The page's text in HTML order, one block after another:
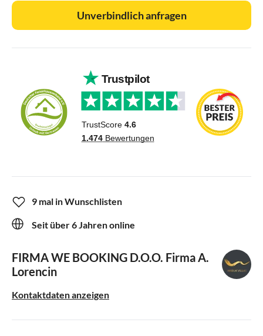
Unverbindlich anfragen
9 mal in Wunschlisten
Seit über 6 Jahren online
FIRMA WE BOOKING D.O.O. Firma A.
Lorencin
Kontaktdaten anzeigen